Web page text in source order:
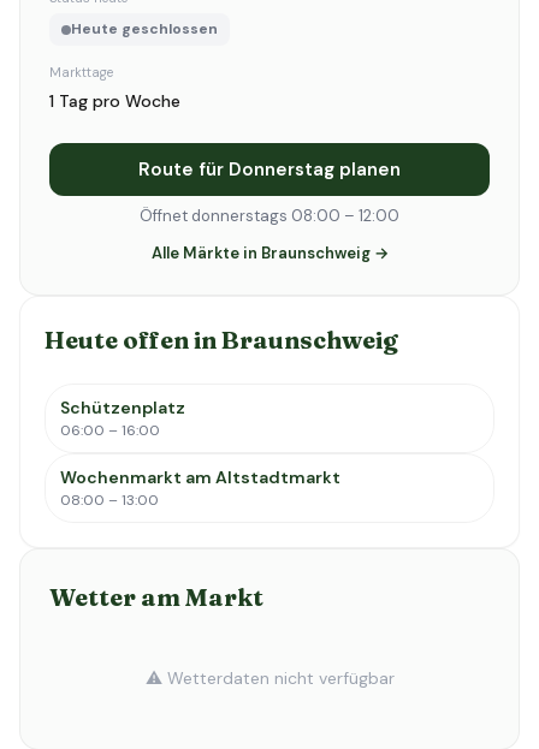
Heute geschlossen
Markttage
1 Tag pro Woche
Route für Donnerstag planen
Öffnet donnerstags 08:00 – 12:00
Alle Märkte in Braunschweig →
Heute offen in Braunschweig
Schützenplatz
06:00 – 16:00
Wochenmarkt am Altstadtmarkt
08:00 – 13:00
Wetter am Markt
⚠️ Wetterdaten nicht verfügbar